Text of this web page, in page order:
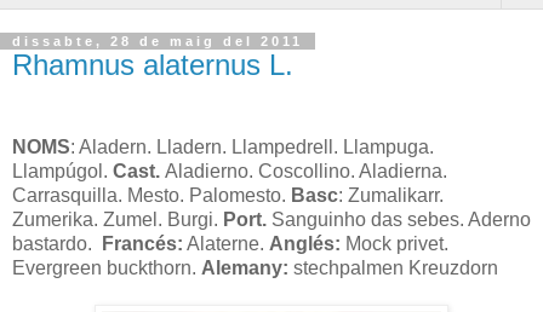
dissabte, 28 de maig del 2011
Rhamnus alaternus L.
NOMS: Aladern. Lladern. Llampedrell. Llampuga.
Llampúgol. Cast. Aladierno. Coscollino. Aladierna.
Carrasquilla. Mesto. Palomesto. Basc: Zumalikarr.
Zumerika. Zumel. Burgi. Port. Sanguinho das sebes. Aderno
bastardo.
Francés: Alaterne. Anglés: Mock privet.
Evergreen buckthorn. Alemany: stechpalmen Kreuzdorn